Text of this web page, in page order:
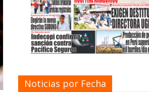
Noticias por Fecha